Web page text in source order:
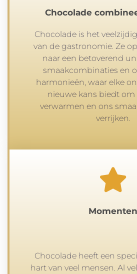
Chocolade
Chocolade is het
van de gastronomie. Ze
naar een betoverend
smaakcombinaties en
harmonieën, waar elke
nieuwe kans biedt om
verwarmen en ons
verrijken.
Momenten
Chocolade heeft een
hart van veel mensen. Al